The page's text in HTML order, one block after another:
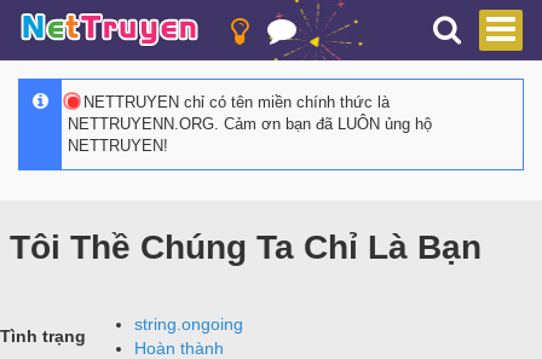
NETTRUYEN chỉ có tên miền chính thức là
NETTRUYENN.ORG. Cảm ơn bạn đã LUÔN ủng hộ
NETTRUYEN!
Tôi Thề Chúng Ta Chỉ Là Bạn
Tình trạng
string.ongoing
Hoàn thành